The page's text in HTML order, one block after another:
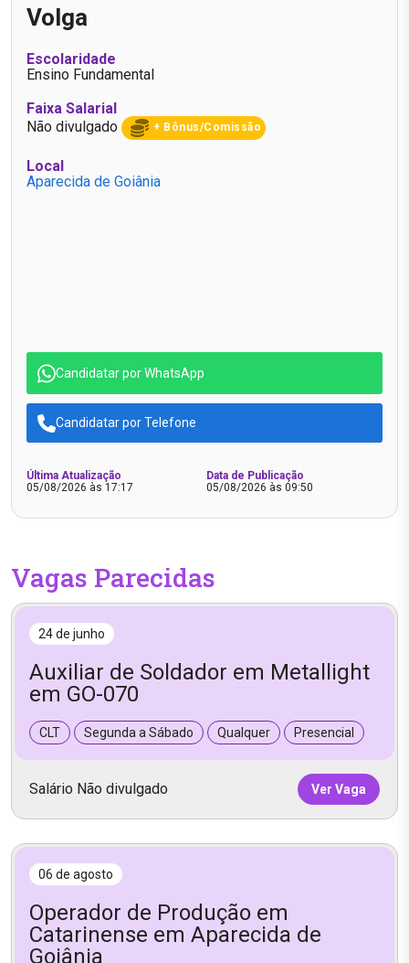
Volga
Escolaridade
Ensino Fundamental
Faixa Salarial
Não divulgado
+ Bônus/Comissão
Local
Aparecida de Goiânia
Candidatar por WhatsApp
Candidatar por Telefone
Última Atualização
05/08/2026 às 17:17
Data de Publicação
05/08/2026 às 09:50
Vagas Parecidas
24 de junho
Auxiliar de Soldador em Metallight
em GO-070
CLT Segunda a Sábado Qualquer Presencial
Salário Não divulgado Ver Vaga
06 de agosto
Operador de Produção em
Catarinense em Aparecida de
Goiânia